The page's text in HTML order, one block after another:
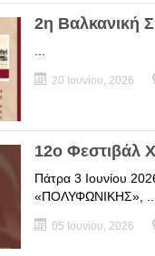
2η Βαλκανική
20 Ιουνίου, 2026
12ο Φεστιβάλ
Πάτρα 3 Ιουνίου
«ΠΟΛΥΦΩΝΙΚΗΣ», ...
05 Ιουνίου, 2026